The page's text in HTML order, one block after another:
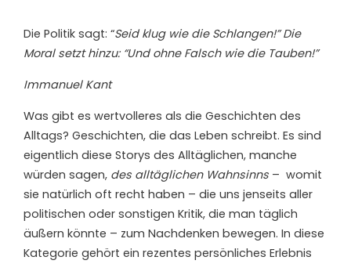
Die Politik sagt: “Seid klug wie die Schlangen!” Die
Moral setzt hinzu: “Und ohne Falsch wie die Tauben!”
Immanuel Kant
Was gibt es wertvolleres als die Geschichten des
Alltags? Geschichten, die das Leben schreibt. Es sind
eigentlich diese Storys des Alltäglichen, manche
würden sagen, des alltäglichen Wahnsinns – womit
sie natürlich oft recht haben – die uns jenseits aller
politischen oder sonstigen Kritik, die man täglich
äußern könnte – zum Nachdenken bewegen. In diese
Kategorie gehört ein rezentes persönliches Erlebnis